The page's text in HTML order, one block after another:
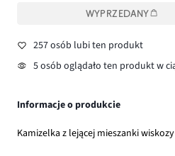
WYPRZEDANY
257 osób lubi ten produkt
5 osób oglądało ten produkt w
Informacje o produkcie
Kamizelka z lejącej mieszanki